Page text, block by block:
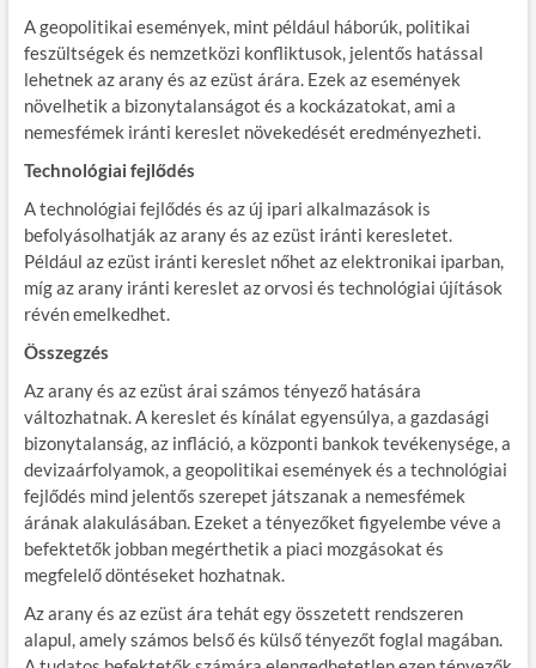
A geopolitikai események, mint például háborúk, politikai
feszültségek és nemzetközi konfliktusok, jelentős hatással
lehetnek az arany és az ezüst árára. Ezek az események
növelhetik a bizonytalanságot és a kockázatokat, ami a
nemesfémek iránti kereslet növekedését eredményezheti.
Technológiai fejlődés
A technológiai fejlődés és az új ipari alkalmazások is
befolyásolhatják az arany és az ezüst iránti keresletet.
Például az ezüst iránti kereslet nőhet az elektronikai iparban,
míg az arany iránti kereslet az orvosi és technológiai újítások
révén emelkedhet.
Összegzés
Az arany és az ezüst árai számos tényező hatására
változhatnak. A kereslet és kínálat egyensúlya, a gazdasági
bizonytalanság, az infláció, a központi bankok tevékenysége, a
devizaárfolyamok, a geopolitikai események és a technológiai
fejlődés mind jelentős szerepet játszanak a nemesfémek
árának alakulásában. Ezeket a tényezőket figyelembe véve a
befektetők jobban megérthetik a piaci mozgásokat és
megfelelő döntéseket hozhatnak.
Az arany és az ezüst ára tehát egy összetett rendszeren
alapul, amely számos belső és külső tényezőt foglal magában.